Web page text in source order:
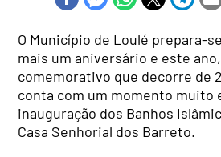
O Município de Loulé prepara-
mais um aniversário e este
comemorativo que decorre de
conta com um momento muito
inauguração dos Banhos
Casa Senhorial dos Barreto.